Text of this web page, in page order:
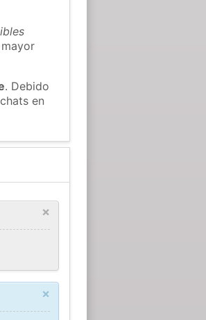
. Debido
en
×
×